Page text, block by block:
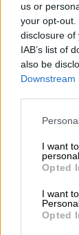
us or
your opt-out.
disclosure of
IAB’s list of
also be
Downstream
Please note
not limited
grant or
use your
consent
I want
Opted
I want
Opted
copyright: AP
μέσα στο